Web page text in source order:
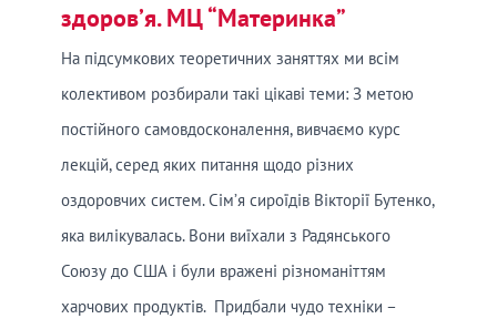
здоров’я. МЦ “Материнка”
На підсумкових теоретичних заняттях ми всім
колективом розбирали такі цікаві теми: З метою
постійного самовдосконалення, вивчаємо курс
лекцій, серед яких питання щодо різних
оздоровчих систем. Сім’я сироїдів Вікторії Бутенко,
яка вилікувалась. Вони виїхали з Радянського
Союзу до США і були вражені різноманіттям
харчових продуктів. Придбали чудо техніки –